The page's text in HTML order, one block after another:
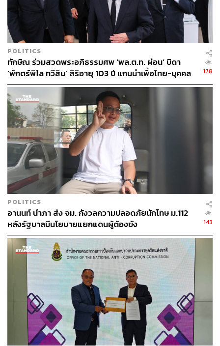
POLITICS
ทักษิณ ร่วมสวดพระอภิธรรมศพ ‘พล.ต.ท. ผ่อน’ บิดา
‘พักตร์พิไล ทวีสิน’ สิริอายุ 103 ปี แกนนำเพื่อไทย-บุคคล
หลากวงการร่วมอาลัย
178
POLITICS
อานนท์ นำภา ส่ง จม. กังวลความปลอดภัยนักโทษ ม.112
หลังรัฐบาลมีนโยบายแยกแดนผู้ต้องขัง
143